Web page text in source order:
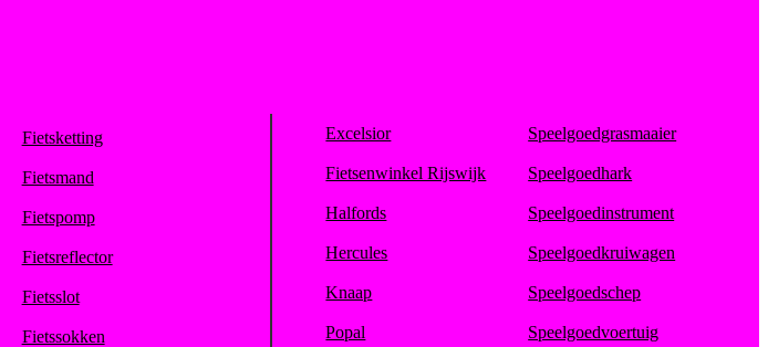
Fietsketting
Fietsmand
Fietspomp
Fietsreflector
Fietsslot
Fietssokken
Excelsior
Fietsenwinkel Rijswijk
Halfords
Hercules
Knaap
Popal
Speelgoedgrasmaaier
Speelgoedhark
Speelgoedinstrument
Speelgoedkruiwagen
Speelgoedschep
Speelgoedvoertuig